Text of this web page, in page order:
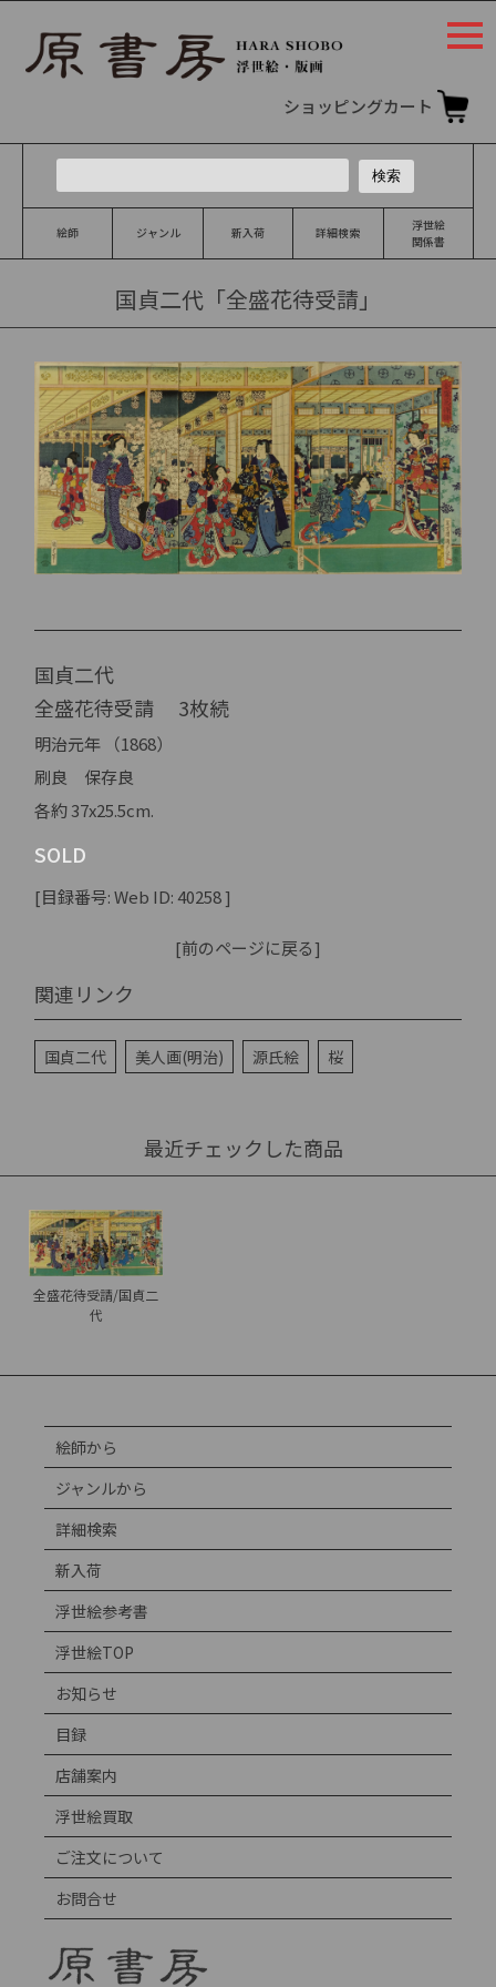
ショッピングカート
絵師 ジャンル 新入荷 詳細検索
浮世絵
関係書
国貞二代「全盛花待受請」
国貞二代
全盛花待受請 3枚続
明治元年 （1868）
刷良 保存良
各約 37x25.5cm.
SOLD
[目録番号: Web ID: 40258 ]
[前のページに戻る]
関連リンク
国貞二代 美人画(明治) 源氏絵 桜
最近チェックした商品
全盛花待受請/国貞二
代
絵師から
ジャンルから
詳細検索
新入荷
浮世絵参考書
浮世絵TOP
お知らせ
目録
店舗案内
浮世絵買取
ご注文について
お問合せ